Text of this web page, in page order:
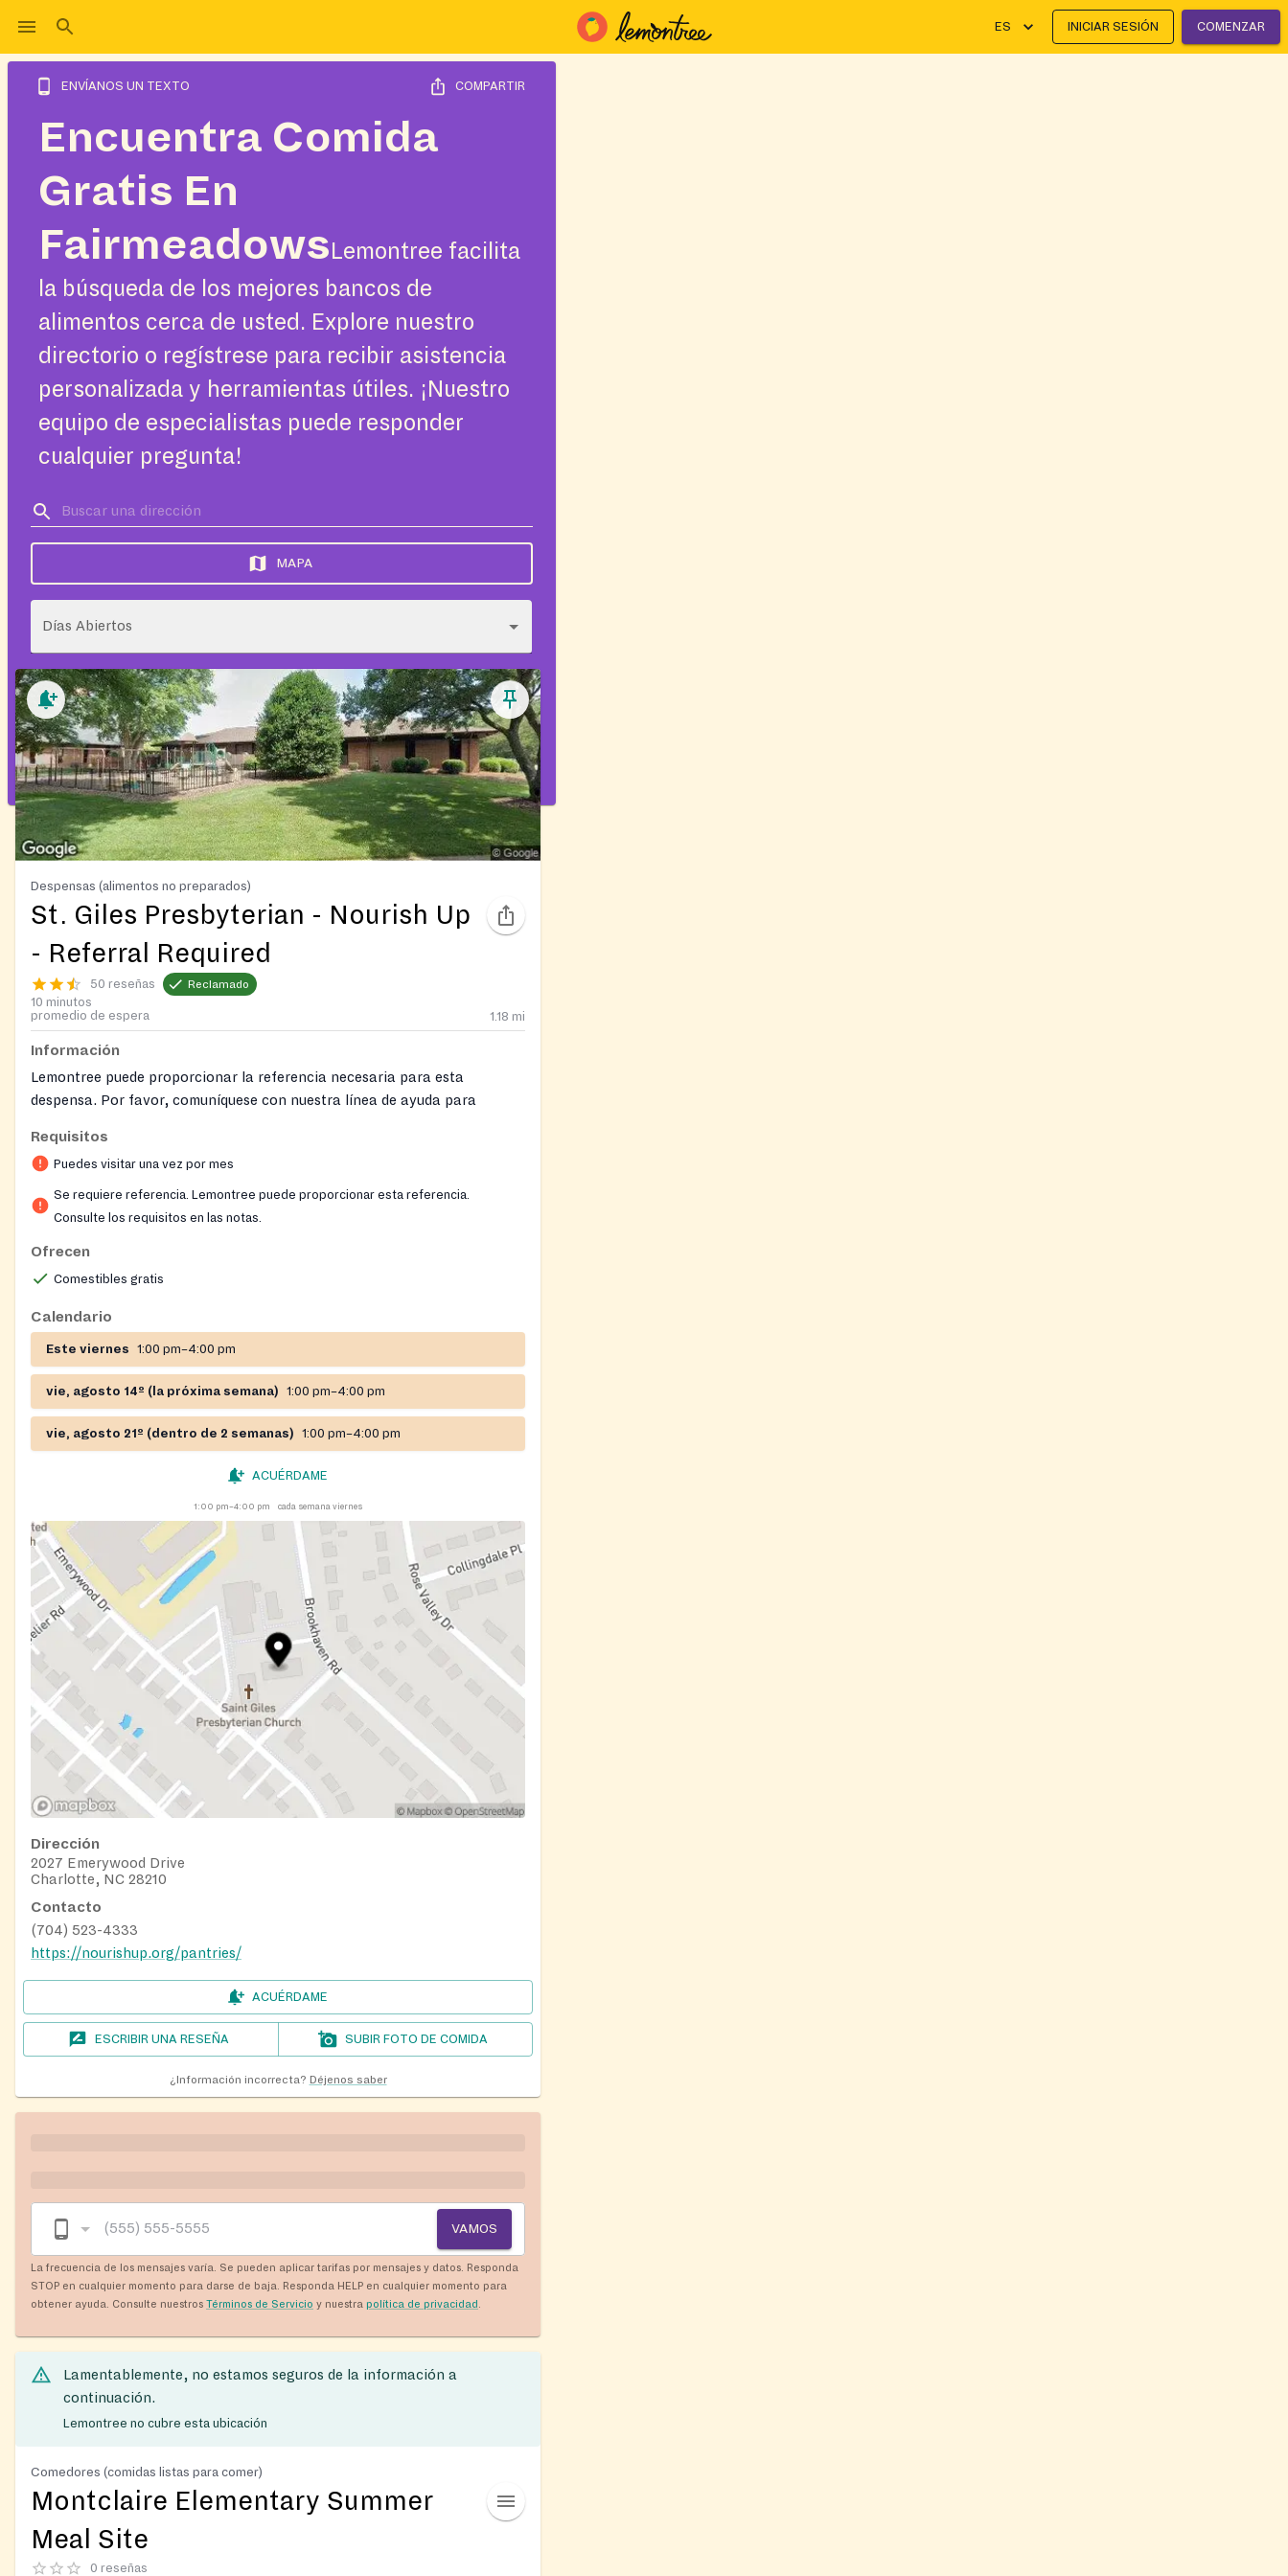
ES INICIAR SESIÓN COMENZAR
ENVÍANOS UN TEXTO COMPARTIR
Encuentra Comida
Gratis En
Fairmeadows Lemontree facilita
la búsqueda de los mejores bancos de
alimentos cerca de usted. Explore nuestro
directorio o regístrese para recibir asistencia
personalizada y herramientas útiles. ¡Nuestro
equipo de especialistas puede responder
cualquier pregunta!
MAPA
Días Abiertos
Despensas (alimentos no preparados)
St. Giles Presbyterian - Nourish Up
- Referral Required
50 reseñas Reclamado
10 minutos
promedio de espera
1.18 mi
Información
Lemontree puede proporcionar la referencia necesaria para esta
despensa. Por favor, comuníquese con nuestra línea de ayuda para
Nourish Up.
(“pop-up”), donde no se requiere referencia, identificación ni documentos
eventos. Siga este enlace para ver las ubicaciones y registrarse:
https://nourishup.org/foodshare/
Sitio web:https://nourishup.org/pantries/
Requisitos: se requiere referencia, se requiere cita
Requisitos
Puedes visitar una vez por mes
Se requiere referencia. Lemontree puede proporcionar esta referencia.
Consulte los requisitos en las notas.
Ofrecen
Comestibles gratis
Calendario
Este viernes 1:00 pm–4:00 pm
vie, agosto 14º (la próxima semana) 1:00 pm–4:00 pm
vie, agosto 21º (dentro de 2 semanas) 1:00 pm–4:00 pm
ACUÉRDAME
1:00 pm–4:00 pm cada semana viernes
Dirección
2027 Emerywood Drive
Charlotte, NC 28210
Contacto
(704) 523-4333
https://nourishup.org/pantries/
ACUÉRDAME
ESCRIBIR UNA RESEÑA SUBIR FOTO DE COMIDA
¿Información incorrecta? Déjenos saber
VAMOS
La frecuencia de los mensajes varía. Se pueden aplicar tarifas por mensajes y datos. Responda
STOP en cualquier momento para darse de baja. Responda HELP en cualquier momento para
obtener ayuda. Consulte nuestros Términos de Servicio y nuestra política de privacidad
Lamentablemente, no estamos seguros de la información a
continuación.
Lemontree no cubre esta ubicación
Comedores (comidas listas para comer)
Montclaire Elementary Summer
Meal Site
0 reseñas